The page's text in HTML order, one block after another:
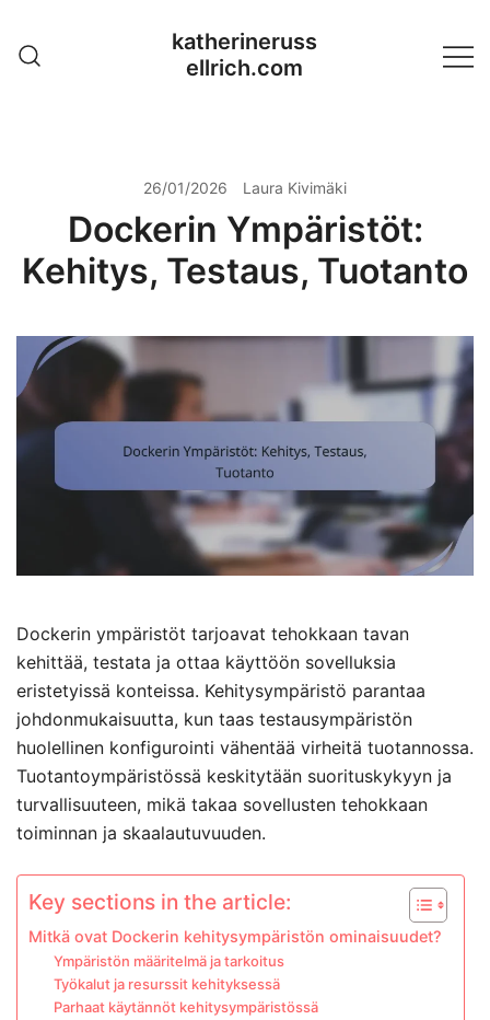
content
katherineruss
ellrich.com
26/01/2026 Laura Kivimäki
Dockerin Ympäristöt:
Kehitys, Testaus, Tuotanto
Dockerin ympäristöt tarjoavat tehokkaan tavan
kehittää, testata ja ottaa käyttöön sovelluksia
eristetyissä konteissa. Kehitysympäristö parantaa
johdonmukaisuutta, kun taas testausympäristön
huolellinen konfigurointi vähentää virheitä tuotannossa.
Tuotantoympäristössä keskitytään suorituskykyyn ja
turvallisuuteen, mikä takaa sovellusten tehokkaan
toiminnan ja skaalautuvuuden.
Key sections in the article:
Mitkä ovat Dockerin kehitysympäristön ominaisuudet?
Ympäristön määritelmä ja tarkoitus
Työkalut ja resurssit kehityksessä
Parhaat käytännöt kehitysympäristössä